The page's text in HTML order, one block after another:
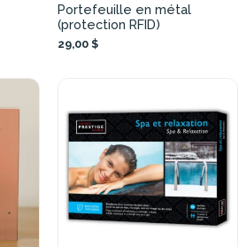
Portefeuille en métal
(protection RFID)
29,00 $